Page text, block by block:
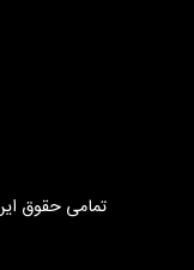
تمامی حقوق